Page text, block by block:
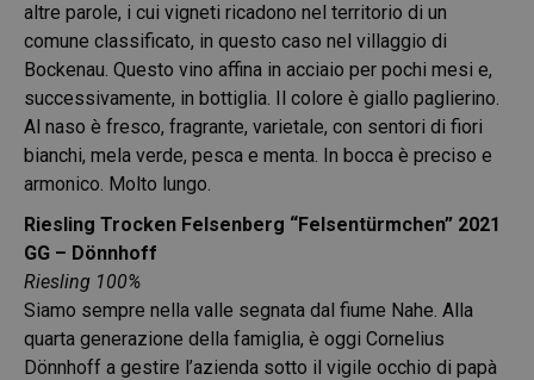
altre parole, i cui vigneti ricadono nel territorio di un
comune classificato, in questo caso nel villaggio di
Bockenau. Questo vino affina in acciaio per pochi mesi e,
successivamente, in bottiglia. Il colore è giallo paglierino.
Al naso è fresco, fragrante, varietale, con sentori di fiori
bianchi, mela verde, pesca e menta. In bocca è preciso e
armonico. Molto lungo.
Riesling Trocken Felsenberg “Felsentürmchen” 2021
GG – Dönnhoff
Riesling 100%
Siamo sempre nella valle segnata dal fiume Nahe. Alla
quarta generazione della famiglia, è oggi Cornelius
Dönnhoff a gestire l’azienda sotto il vigile occhio di papà